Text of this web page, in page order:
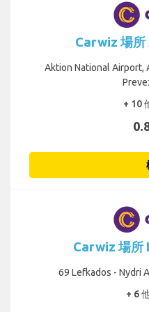
Carwiz 場
Aktion National Airport,
+ 10
Carwiz 場所
69 Lefkados - Nydri
+ 6